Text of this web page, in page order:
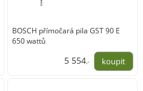
BOSCH přímočará pila GST 90 E
650 wattů
5 554,-